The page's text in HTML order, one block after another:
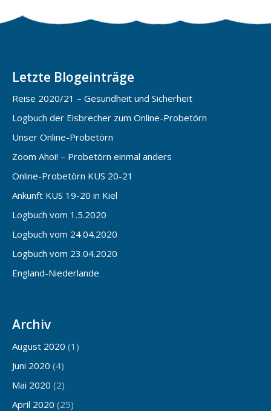
Letzte Blogeinträge
Reise 2020/21 – Gesundheit und Sicherheit
Logbuch der Eisbrecher zum Online-Probetörn
Unser Online-Probetörn
Zoom Ahoi! – Probetörn einmal anders
Online-Probetörn KUS 20-21
Ankunft KUS 19-20 in Kiel
Logbuch vom 1.5.2020
Logbuch vom 24.04.2020
Logbuch vom 23.04.2020
England-Niederlande
Archiv
August 2020 (1)
Juni 2020 (4)
Mai 2020 (2)
April 2020 (25)